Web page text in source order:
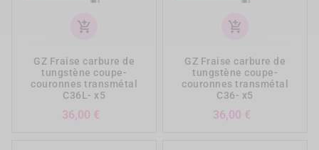
add_shopping_cart
GZ Fraise carbure de
tungstène coupe-
couronnes transmétal
C36L- x5
36,00 €
add_shopping_cart
GZ Fraise carbure de
tungstène coupe-
couronnes transmétal
C36- x5
36,00 €